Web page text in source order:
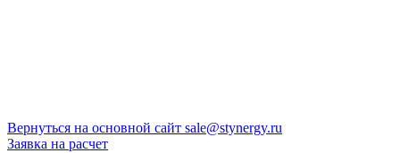
Вернуться на основной сайт sale@stynergy.ru
Заявка на расчет